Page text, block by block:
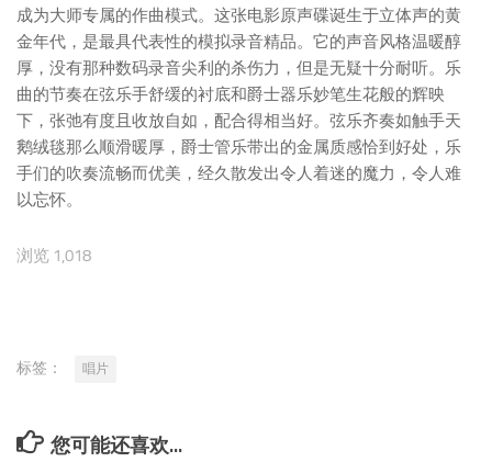
成为大师专属的作曲模式。这张电影原声碟诞生于立体声的黄
金年代，是最具代表性的模拟录音精品。它的声音风格温暖醇
厚，没有那种数码录音尖利的杀伤力，但是无疑十分耐听。乐
曲的节奏在弦乐手舒缓的衬底和爵士器乐妙笔生花般的辉映
下，张弛有度且收放自如，配合得相当好。弦乐齐奏如触手天
鹅绒毯那么顺滑暖厚，爵士管乐带出的金属质感恰到好处，乐
手们的吹奏流畅而优美，经久散发出令人着迷的魔力，令人难
以忘怀。
浏览 1,018
标签： 唱片
您可能还喜欢...